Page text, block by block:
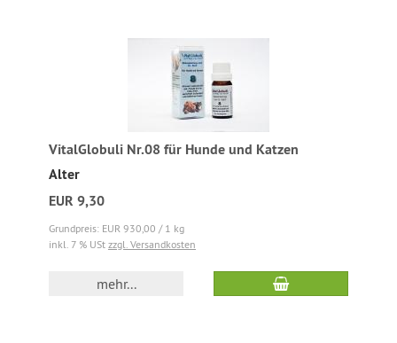
VitalGlobuli Nr.08 für Hunde und Katzen
Alter
EUR 9,30
Grundpreis: EUR 930,00 / 1 kg
inkl. 7 % USt zzgl. Versandkosten
mehr...